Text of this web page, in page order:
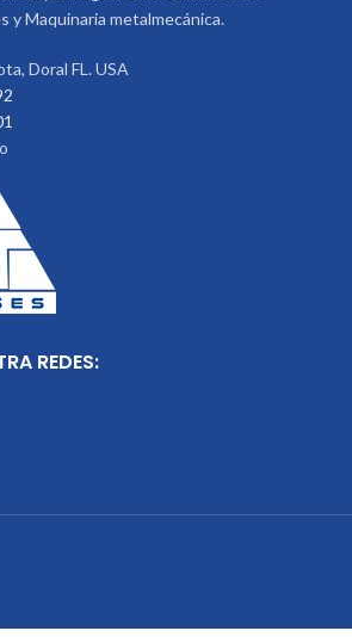
y Maquinaria metalmecánica.
Doral FL. USA
REDES: